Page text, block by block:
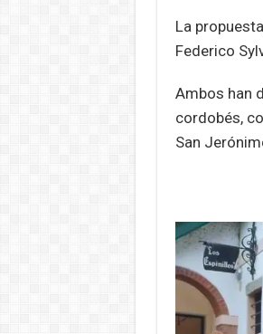
La
Federico
Ambos han
cordobés,
San